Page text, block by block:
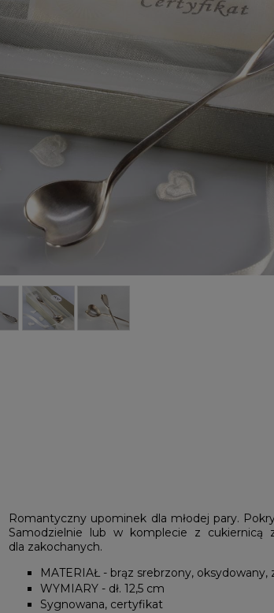
Romantyczny upominek dla młodej pary.
Samodzielnie lub w komplecie z cukiernicą
dla zakochanych.
MATERIAŁ - brąz srebrzony,
WYMIARY - dł. 12,5 cm
Sygnowana, certyfikat